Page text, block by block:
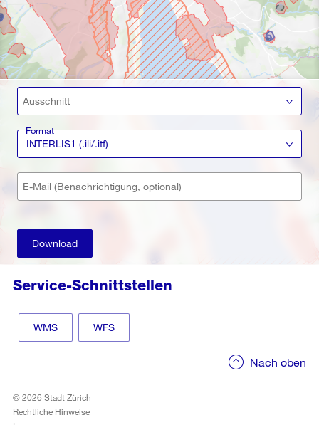
Ausschnitt
Format
INTERLIS1 (.ili/.itf)
E-Mail (Benachrichtigung, optional)
Download
Service-Schnittstellen
WMS WFS
Nach oben
© 2026 Stadt Zürich
Rechtliche Hinweise